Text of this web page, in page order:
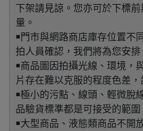
下架請見諒。您亦可於下標
量。
￭門市與網路商店庫存位置不
拍人員確認，我們將為您安排
￭商品圖因拍攝光線、環境，
片存在難以克服的程度色差，
￭極小的污點、線頭、輕微脫
品驗貨標準都是可接受的範圍
￭大型商品、液態類商品不開